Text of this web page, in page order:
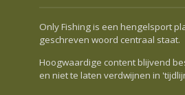
Only Fishing is een hengelsport
geschreven woord centraal staat.
Hoogwaardige content blijvend
en niet te laten verdwijnen in